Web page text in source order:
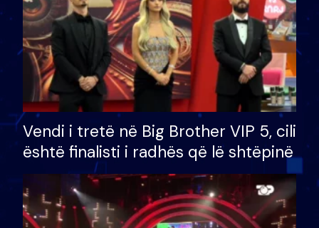
Vendi i tretë në Big Brother VIP 5, cili
është finalisti i radhës që lë shtëpinë